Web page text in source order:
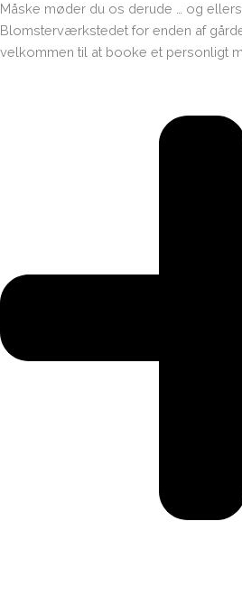
Måske møder du os derude … og
Blomsterværkstedet for enden af
velkommen til at booke et personligt